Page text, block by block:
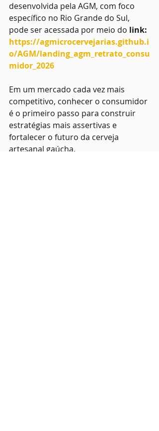
desenvolvida pela AGM, com foco
específico no Rio Grande do Sul,
pode ser acessada por meio do link:
https://agmicrocervejarias.github.i
o/AGM/landing_agm_retrato_consu
midor_2026
Em um mercado cada vez mais
competitivo, conhecer o consumidor
é o primeiro passo para construir
estratégias mais assertivas e
fortalecer o futuro da cerveja
artesanal gaúcha.